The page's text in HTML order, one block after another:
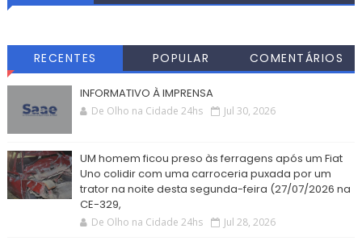
RECENTES POPULAR COMENTÁRIOS
INFORMATIVO À IMPRENSA
De Olho na Cidade 24hs Jul 30, 2026
UM homem ficou preso às ferragens após um Fiat
Uno colidir com uma carroceria puxada por um
trator na noite desta segunda-feira (27/07/2026 na
CE-329,
De Olho na Cidade 24hs Jul 28, 2026